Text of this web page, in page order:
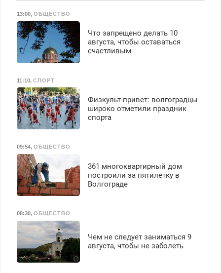
Ежемесячно
выплачивается денежная
премия. Возможно
безопасности с з/п до
125000 руб.
13:00, ОБЩЕСТВО
Что запрещено делать 10
августа, чтобы оставаться
счастливым
11:10, СПОРТ
Физкульт‑привет: волгоградцы
широко отметили праздник
спорта
09:54, ОБЩЕСТВО
361 многоквартирный дом
построили за пятилетку в
Волгограде
08:30, ОБЩЕСТВО
Чем не следует заниматься 9
августа, чтобы не заболеть